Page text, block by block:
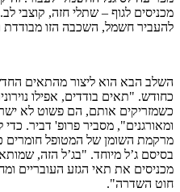
מכניסים לגוף – שתלי חזה, קוצבי
להעביר חשמל, השכבה הזו מבודדת
השלב הבא הוא ליצור מהתאים
כחודש. "תאים בודדים, אפילו
כשמזריקים אותם, הם פשוט לא
ומאורגנים", מסביר פרופ' דביר.
מרקמת השומן של המטופל חומרים
בסיסם ג’ל מיוחד. "בג’ל הזה,
מכניסים את תאי הגזע העובריים
חוט השדרה".